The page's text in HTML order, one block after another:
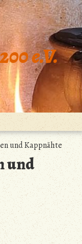
e.V.
und Kappnähte
und